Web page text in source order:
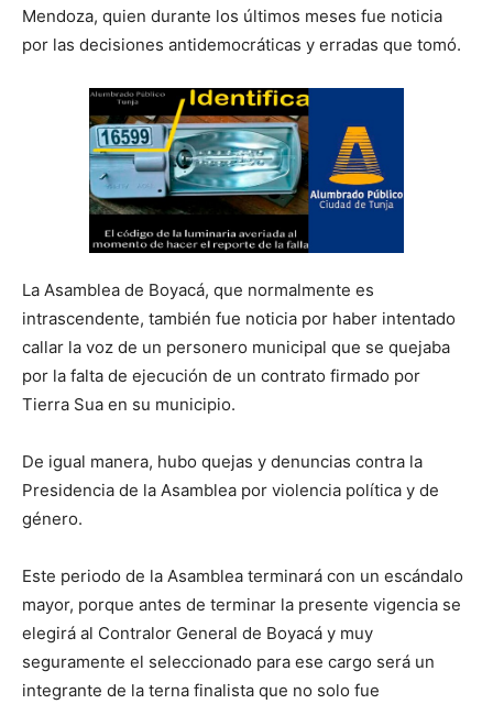
Mendoza, quien durante los últimos meses fue noticia
por las decisiones antidemocráticas y erradas que tomó.
La Asamblea de Boyacá, que normalmente es
intrascendente, también fue noticia por haber intentado
callar la voz de un personero municipal que se quejaba
por la falta de ejecución de un contrato firmado por
Tierra Sua en su municipio.
De igual manera, hubo quejas y denuncias contra la
Presidencia de la Asamblea por violencia política y de
género.
Este periodo de la Asamblea terminará con un escándalo
mayor, porque antes de terminar la presente vigencia se
elegirá al Contralor General de Boyacá y muy
seguramente el seleccionado para ese cargo será un
integrante de la terna finalista que no solo fue